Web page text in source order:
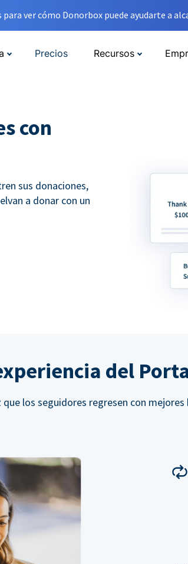
ver cómo Donorbox puede ayudarte a
Precios Recursos
con
sus donaciones,
a donar con un
del
que los seguidores regresen con